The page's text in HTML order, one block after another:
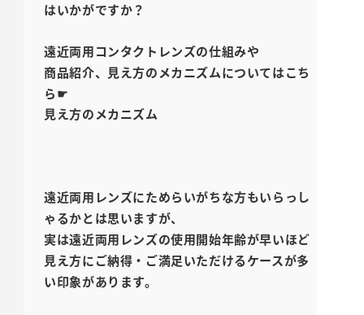
はいかがですか？
遠近両用コンタクトレンズの仕組みや
商品紹介、見え方のメカニズムについてはこち
ら☛
見え方のメカニズム
遠近両用レンズにためらいがちな方もいらっし
ゃるかとは思いますが、
実は遠近両用レンズの使用開始年齢が早いほど
見え方にご納得・ご満足いただけるケースが多
い印象があります。